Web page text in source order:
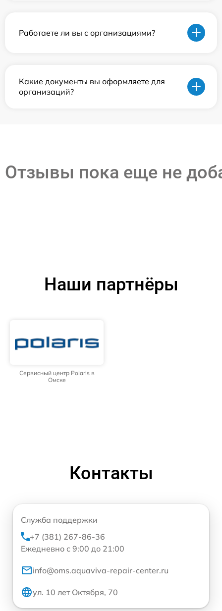
Работаете ли вы с организациями?
Какие документы вы оформляете для
организаций?
Отзывы пока еще не
Наши партнёры
Сервисный центр Polaris в
Омске
Контакты
Служба поддержки
+7 (381) 267-86-36
Ежедневно с 9:00 до 21:00
info@oms.aquaviva-repair-center.ru
ул. 10 лет Октября, 70